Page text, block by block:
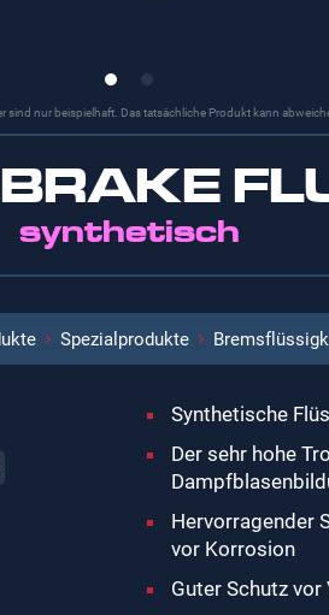
sind nur beispielhaft. Das tatsächliche Produkt kann
synthetisch
Spezialprodukte
Synthetische
Der sehr hohe
Hervorragender
vor Korrosion
Guter Schutz